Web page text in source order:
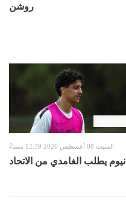
روشن
السبت 08 أغسطس 2026 12:39 مساءً
نيوم يطلب الغامدي من الاتحاد